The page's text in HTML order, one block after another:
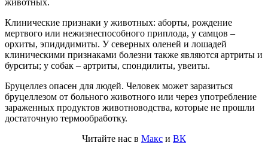
Клинические признаки у животных: аборты, рождение
мертвого или нежизнеспособного приплода, у самцов –
орхиты, эпидидимиты. У северных оленей и лошадей
клиническими признаками болезни также являются артриты и
бурситы; у собак – артриты, спондилиты, увеиты.
Бруцеллез опасен для людей. Человек может заразиться
бруцеллезом от больного животного или через употребление
зараженных продуктов животноводства, которые не прошли
достаточную термообработку.
Читайте нас в Макс и ВК